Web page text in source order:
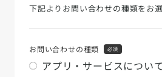
下記よりお問い合わせの種類をお
お問い合わせの種類 必須
アプリ・サービスについて